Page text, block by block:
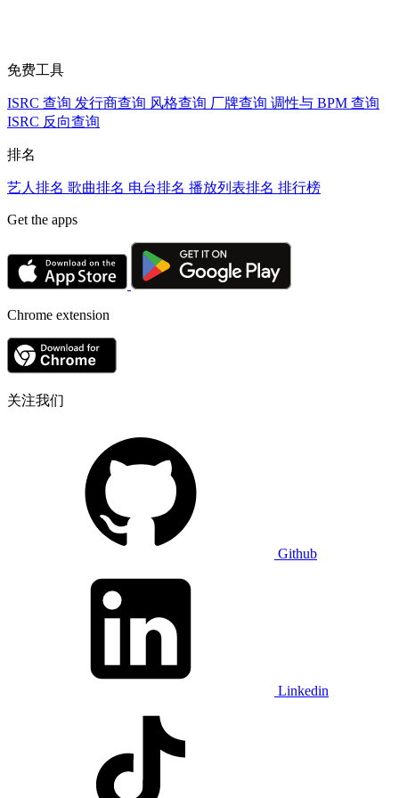
免费工具
ISRC 查询 发行商查询 风格查询 厂牌查询 调性与 BPM 查询
ISRC 反向查询
排名
艺人排名 歌曲排名 电台排名 播放列表排名 排行榜
Get the apps
Chrome extension
关注我们
Github
Linkedin